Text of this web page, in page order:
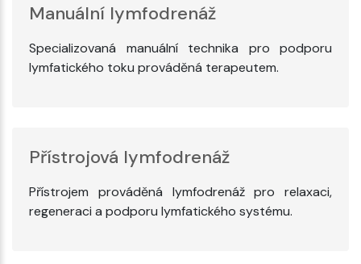
Manuální lymfodrenáž
Specializovaná manuální technika pro podporu
lymfatického toku prováděná terapeutem.
Přístrojová lymfodrenáž
Přístrojem prováděná lymfodrenáž pro relaxaci,
regeneraci a podporu lymfatického systému.